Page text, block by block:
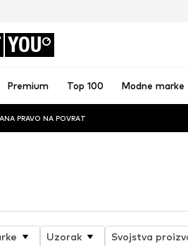
YOU
Premium Top 100 Modne marke
PRAVO NA POVRAT
Uzorak Svojstva